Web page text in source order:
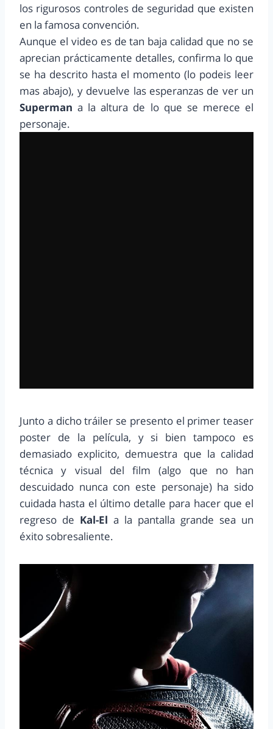
los rigurosos controles de seguridad que existen
en la famosa convención.
Aunque el video es de tan baja calidad que no se
aprecian prácticamente detalles, confirma lo que
se ha descrito hasta el momento (lo podeis leer
mas abajo), y devuelve las esperanzas de ver un
Superman a la altura de lo que se merece el
personaje.
Junto a dicho tráiler se presento el primer teaser
poster de la película, y si bien tampoco es
demasiado explicito, demuestra que la calidad
técnica y visual del film (algo que no han
descuidado nunca con este personaje) ha sido
cuidada hasta el último detalle para hacer que el
regreso de Kal-El a la pantalla grande sea un
éxito sobresaliente.